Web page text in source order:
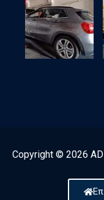
Copyright © 2026